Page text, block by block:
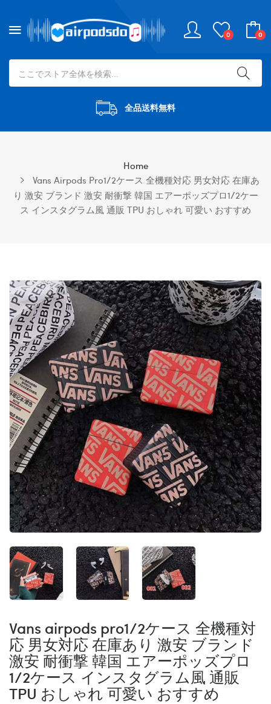
0 0
全品送料無料
Home
Vans Airpods Pro1/2ケース 全機種対応 男女対応 在庫あ
り 激安 ブランド 激安 耐衝撃 韓国 エアーポッズプロ1/2ケー
ス インスタグラム風 通販 TPU おしゃれ 可愛い おすすめ
Vans airpods pro1/2ケース 全機種対
応 男女対応 在庫あり 激安 ブランド
激安 耐衝撃 韓国 エアーポッズプロ
1/2ケース インスタグラム風 通販
TPU おしゃれ 可愛い おすすめ